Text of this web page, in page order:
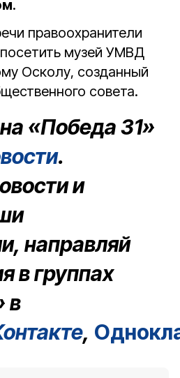
.
правоохранители
музей УМВД
Осколу, созданный
совета.
«Победа 31»
.
и
направляй
в группах
в
,